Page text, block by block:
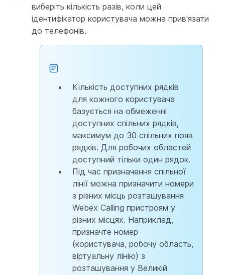
виберіть кількість разів, коли цей
ідентифікатор користувача можна прив'язати
до телефонів.
Кількість доступних рядків
для кожного користувача
базується на обмеженні
доступних спільних рядків,
максимум до 30 спільних появ
рядків. Для робочих областей
доступний тільки один рядок.
Під час призначення спільної
лінії можна призначити номери
з різних місць розташування
Webex Calling пристроям у
різних місцях. Наприклад,
призначте номер
(користувача, робочу область,
віртуальну лінію) з
розташування у Великій